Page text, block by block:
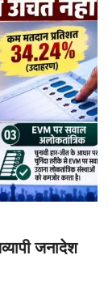
जनादेश